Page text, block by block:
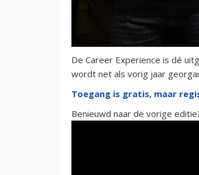
De Career Experience is dé
wordt net als vorig jaar
Toegang is gratis, maar
Benieuwd naar de vorige